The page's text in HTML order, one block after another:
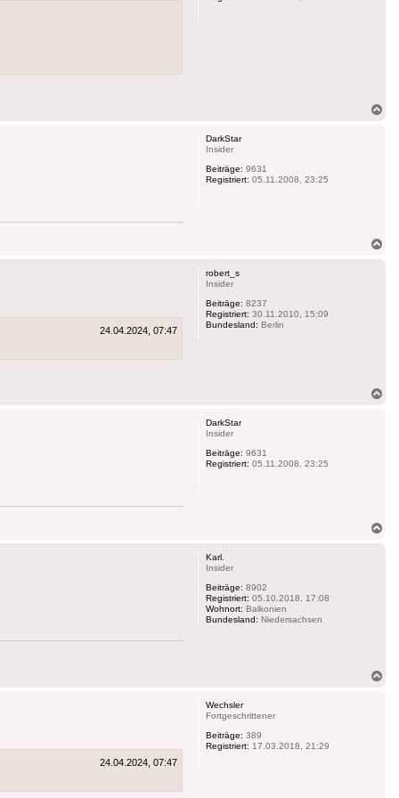
DarkStar
Insider
Beiträge: 9631
Registriert: 05.11.2008, 23:25
robert_s
Insider
Beiträge: 8237
Registriert: 30.11.2010, 15:09
Bundesland: Berlin
24.04.2024, 07:47
DarkStar
Insider
Beiträge: 9631
Registriert: 05.11.2008, 23:25
Karl.
Insider
Beiträge: 8902
Registriert: 05.10.2018, 17:08
Wohnort: Balkonien
Bundesland: Niedersachsen
Wechsler
Fortgeschrittener
Beiträge: 389
Registriert: 17.03.2018, 21:29
24.04.2024, 07:47